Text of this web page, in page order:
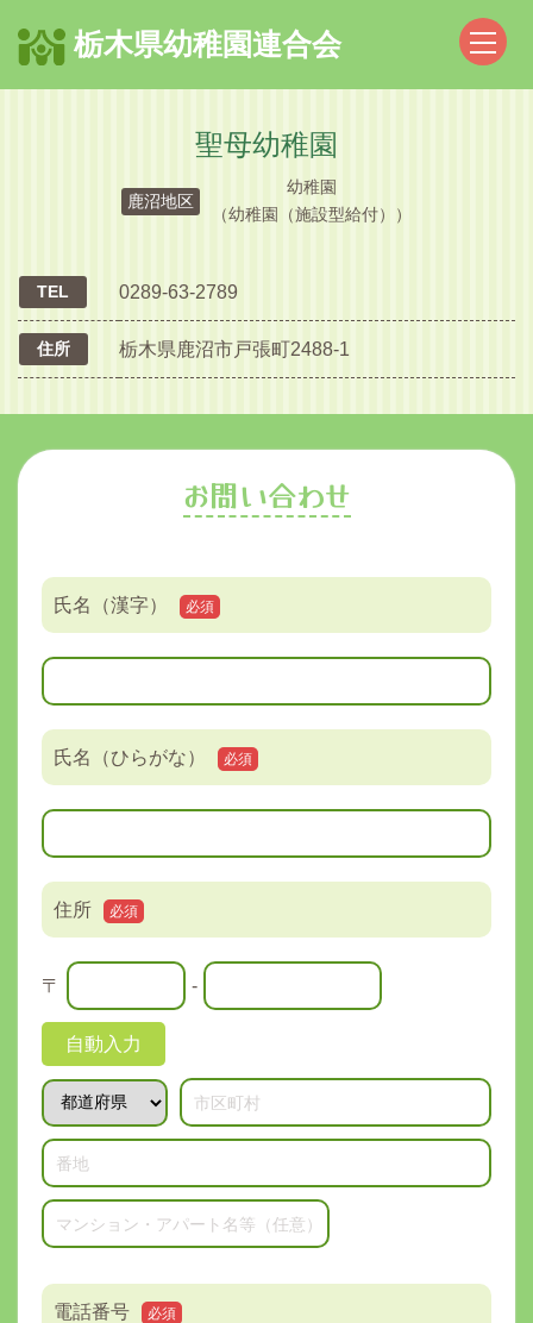
栃木県幼稚園連合会
聖母幼稚園
鹿沼地区
幼稚園
（幼稚園（施設型給付））
TEL 0289-63-2789
住所 栃木県鹿沼市戸張町2488-1
お問い合わせ
氏名（漢字） 必須
氏名（ひらがな） 必須
住所 必須
〒 -
自動入力
電話番号 必須